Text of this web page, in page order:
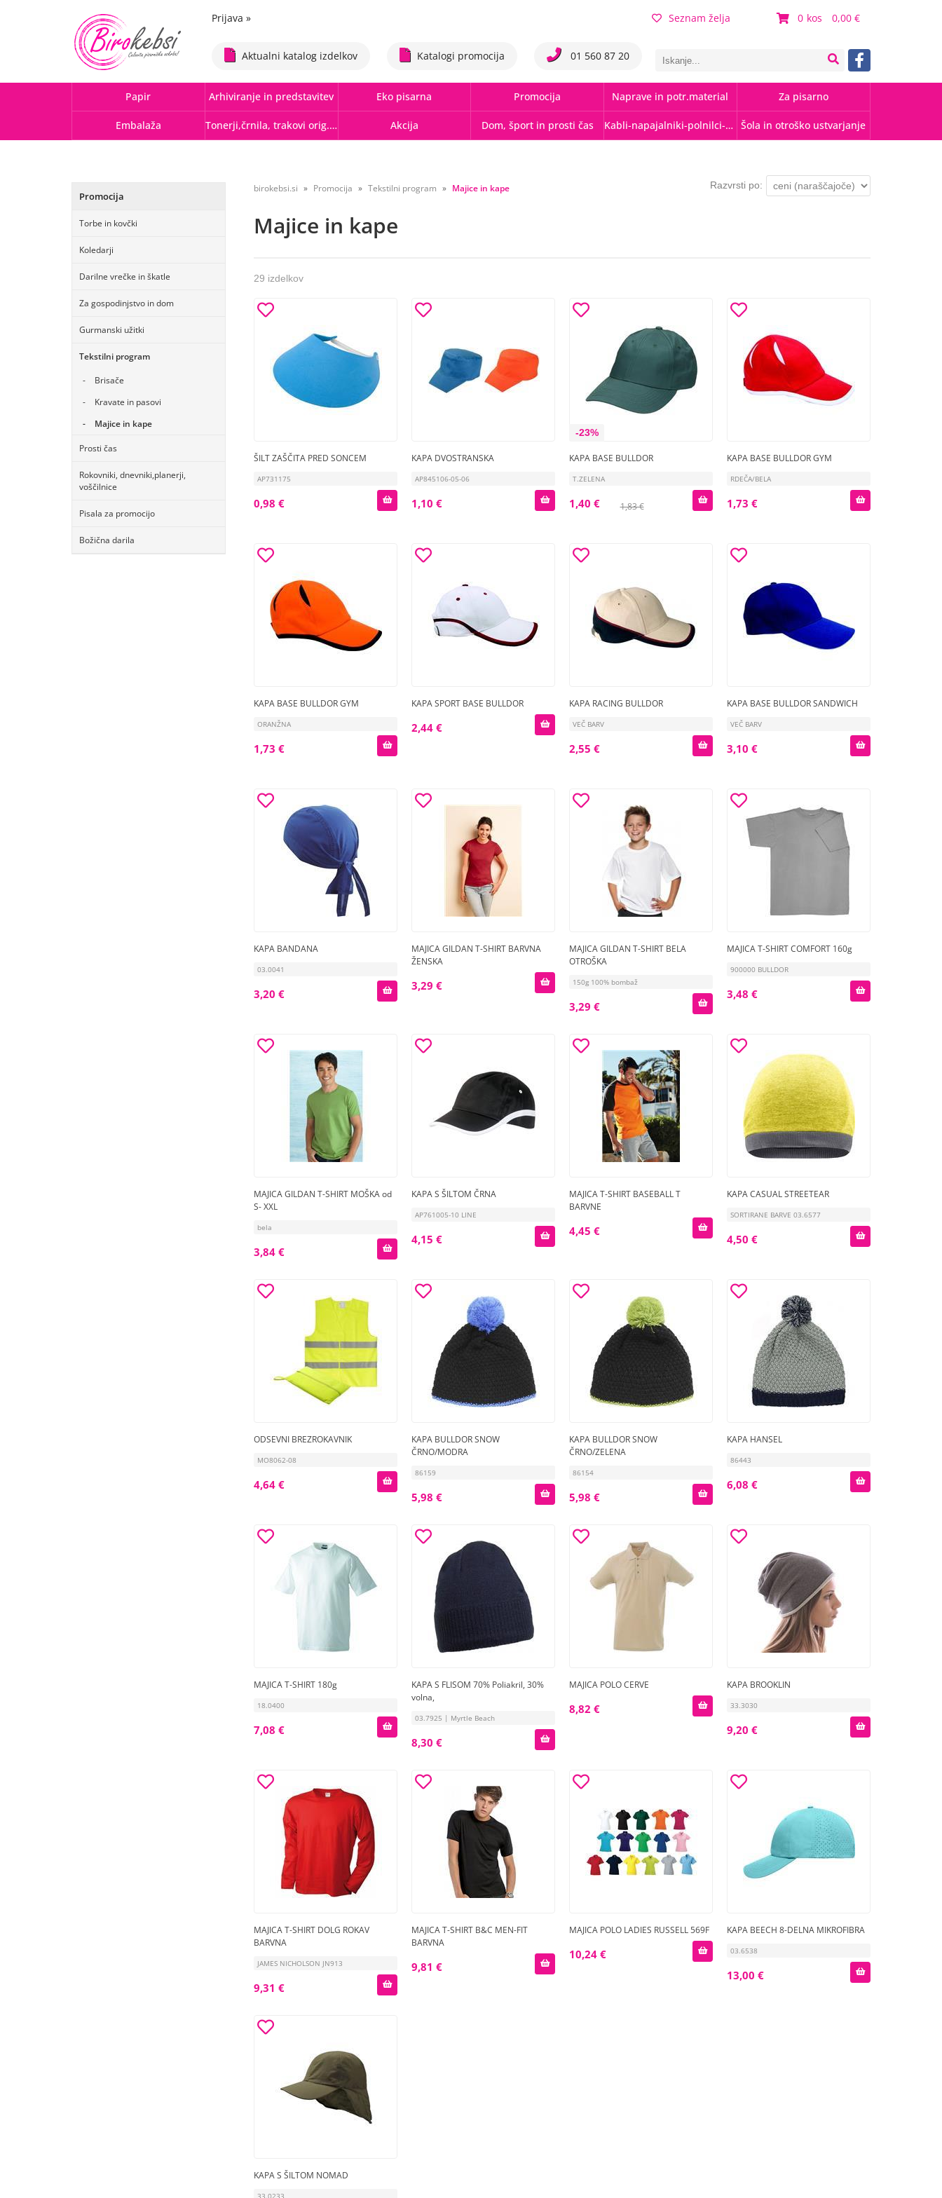
0 0,00
Prijava » Seznam želja
Aktualni katalog izdelkov Katalogi promocija 01 560 87 20
Papir Arhiviranje in predstavitev Eko pisarna Promocija Naprave in potr.material Za pisarno
Embalaža Tonerji,črnila, trakovi orig.-rec. Akcija Dom, šport in prosti čas Kabli-napajalniki-polnilci-hubi Šola in otroško ustvarjanje
Promocija
Torbe in kovčki
Koledarji
Darilne vrečke in škatle
Za gospodinjstvo in dom
Gurmanski užitki
Tekstilni program
Brisače
Kravate in pasovi
Majice in kape
Prosti čas
Rokovniki, dnevniki,planerji,
voščilnice
Pisala za promocijo
Božična darila
birokebsi.si Promocija Tekstilni program Majice in kape Razvrsti po:
Majice in kape
29 izdelkov
ŠILT ZAŠČITA PRED SONCEM
AP731175
0,98 €
KAPA DVOSTRANSKA
AP845106-05-06
1,10 €
-23%
KAPA BASE BULLDOR
T.ZELENA
1,83 €
1,40 €
KAPA BASE BULLDOR GYM
RDEČA/BELA
1,73 €
KAPA BASE BULLDOR GYM
ORANŽNA
1,73 €
KAPA SPORT BASE BULLDOR
2,44 €
KAPA RACING BULLDOR
VEČ BARV
2,55 €
KAPA BASE BULLDOR SANDWICH
VEČ BARV
3,10 €
KAPA BANDANA
03.0041
3,20 €
MAJICA GILDAN T-SHIRT BARVNA
ŽENSKA
3,29 €
MAJICA GILDAN T-SHIRT BELA
OTROŠKA
150g 100% bombaž
3,29 €
MAJICA T-SHIRT COMFORT 160g
900000 BULLDOR
3,48 €
MAJICA GILDAN T-SHIRT MOŠKA od
S- XXL
bela
3,84 €
KAPA S ŠILTOM ČRNA
AP761005-10 LINE
4,15 €
MAJICA T-SHIRT BASEBALL T
BARVNE
4,45 €
KAPA CASUAL STREETEAR
SORTIRANE BARVE 03.6577
4,50 €
ODSEVNI BREZROKAVNIK
MO8062-08
4,64 €
KAPA BULLDOR SNOW
ČRNO/MODRA
86159
5,98 €
KAPA BULLDOR SNOW
ČRNO/ZELENA
86154
5,98 €
KAPA HANSEL
86443
6,08 €
MAJICA T-SHIRT 180g
18.0400
7,08 €
KAPA S FLISOM 70% Poliakril, 30%
volna,
03.7925 | Myrtle Beach
8,30 €
MAJICA POLO CERVE
8,82 €
KAPA BROOKLIN
33.3030
9,20 €
MAJICA T-SHIRT DOLG ROKAV
BARVNA
JAMES NICHOLSON JN913
9,31 €
MAJICA T-SHIRT B&C MEN-FIT
BARVNA
9,81 €
MAJICA POLO LADIES RUSSELL 569F
10,24 €
KAPA BEECH 8-DELNA MIKROFIBRA
03.6538
13,00 €
KAPA S ŠILTOM NOMAD
33.0233